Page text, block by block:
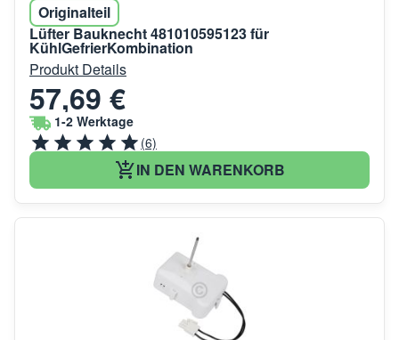
Originalteil
Lüfter Bauknecht 481010595123 für
KühlGefrierKombination
Produkt Details
57,69 €
1-2 Werktage
(6)
IN DEN WARENKORB